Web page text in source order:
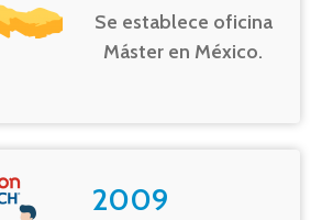
Se establece oficina
Máster en México.
2009